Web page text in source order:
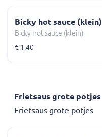
Bicky hot sauce (klein)
Bicky hot sauce (klein)
€ 1,40
Frietsaus grote potjes
Frietsaus grote potjes